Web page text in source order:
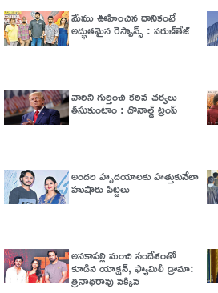
మేము ఊహించిన దానికంటే
అద్భుతమైన రెస్పాన్స్ : వరుణ్‌తేజ్‌
వారిని గుర్తించి కఠిన చర్యలు
తీసుకుంటాం : డొనాల్డ్ ట్రంప్
అందరి హృదయాలకు హత్తుకునేలా
హుషారు పిట్టలు
అనకాపల్లి మంచి సందేశంతో
కూడిన యాక్షన్, ఫ్యామిలీ డ్రామా:
త్రినాథరావు నక్కిన